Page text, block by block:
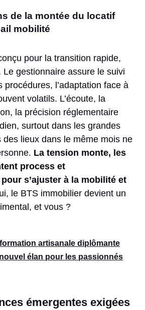
de la montée du locatif
mobilité
pour la transition rapide,
Le gestionnaire assure le suivi
procédures, l’adaptation face à
volatils. L’écoute, la
la précision réglementaire
surtout dans les grandes
des lieux dans le même mois ne
La tension monte, les
process et
s’ajuster à la mobilité et
le BTS immobilier devient un
et vous ?
artisanale diplômante
élan pour les passionnés
émergentes exigées